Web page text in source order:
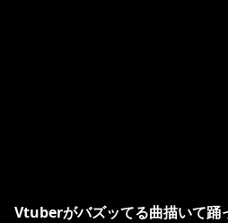
Vtuberがバズッてる曲描いて